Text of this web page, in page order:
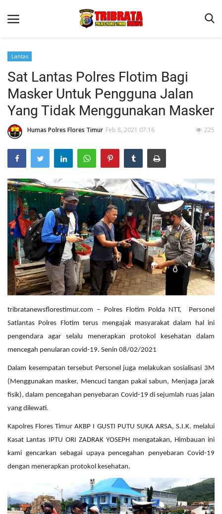
Beranda
Terms & Conditions
Binkam
Reskrim
Lantas
Mitra Polisi
Jurnal Kamtibmas
Giat Ops
Lantas
Sat Lantas Polres Flotim Bagi
Masker Untuk Pengguna Jalan
Yang Tidak Menggunakan Masker
Humas Polres Flores Timur Feb 8, 2021 07:16 225
tribratanewsflorestimur.com – Polres Flotim Polda NTT, Personel
Satlantas Polres Flotim terus mengajak masyarakat dalam hal ini
pengendara agar selalu menerapkan protokol kesehatan dalam
mencegah penularan covid-19. Senin 08/02/2021
Dalam kesempatan tersebut Personel juga melakukan sosialisasi 3M
(Menggunakan masker, Mencuci tangan pakai sabun, Menjaga jarak
fisik), dalam pencegahan penyebaran Covid-19 di sejumlah ruas jalan
yang dilewati.
Kapolres Flores Timur AKBP I GUSTI PUTU SUKA ARSA, S.I.K. melalui
Kasat Lantas IPTU ORI ZADRAK YOSEPH mengatakan, Himbauan ini
kami gencarkan sebagai upaya pencegahan penyebaran Covid-19
dengan menerapkan protokol kesehatan.